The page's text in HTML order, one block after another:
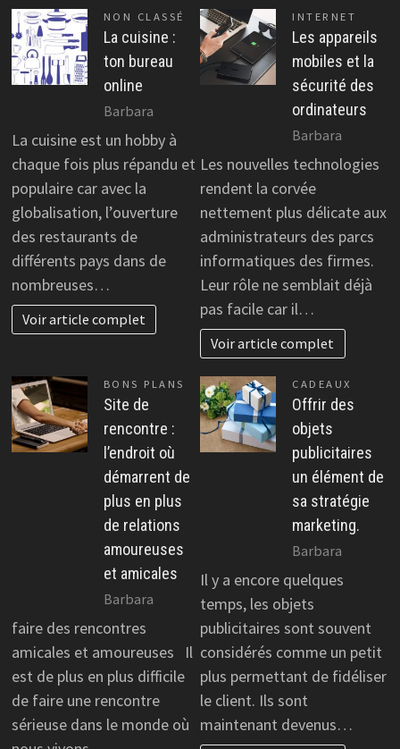
NON CLASSÉ
La cuisine :
ton bureau
online
Barbara
La cuisine est un hobby à
chaque fois plus répandu et
populaire car avec la
globalisation, l’ouverture
des restaurants de
différents pays dans de
nombreuses…
Voir article complet
INTERNET
Les appareils
mobiles et la
sécurité des
ordinateurs
Barbara
Les nouvelles technologies
rendent la corvée
nettement plus délicate aux
administrateurs des parcs
informatiques des firmes.
Leur rôle ne semblait déjà
pas facile car il…
Voir article complet
BONS PLANS
Site de
rencontre :
l’endroit où
démarrent de
plus en plus
de relations
amoureuses
et amicales
Barbara
faire des rencontres
amicales et amoureuses Il
est de plus en plus difficile
de faire une rencontre
sérieuse dans le monde où
CADEAUX
Offrir des
objets
publicitaires
un élément de
sa stratégie
marketing.
Barbara
Il y a encore quelques
temps, les objets
publicitaires sont souvent
considérés comme un petit
plus permettant de fidéliser
le client. Ils sont
maintenant devenus…